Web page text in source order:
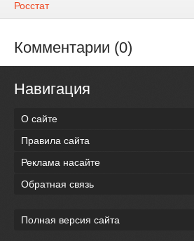
Росстат
Комментарии (0)
Навигация
О сайте
Правила сайта
Реклама насайте
Обратная связь
Полная версия сайта